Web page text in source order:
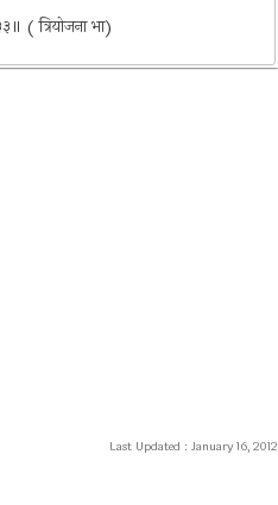
( त्रियोजना भा)
Last Updated : January 16, 2012